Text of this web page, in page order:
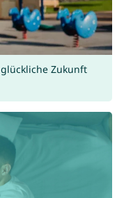
Zukunft